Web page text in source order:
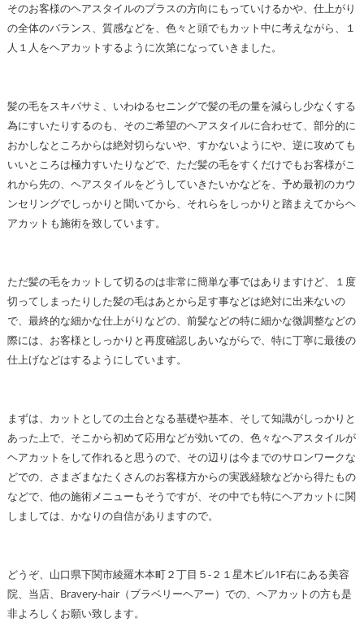
そのお客様のヘアスタイルのプラスの方向にもっていけるかや、仕上がり
の全体のバランス、質感などを、色々と頭でもカット中に考えながら、１
人１人をヘアカットするように次第になっていきました。
髪の毛をスキバサミ、いわゆるセニングで髪の毛の量を減らし少なくする
為にすいたりするのも、そのご希望のヘアスタイルに合わせて、部分的に
おかしなところからは絶対切らないや、すかないようにや、逆に攻めても
いいところは極力すいたりなどで、ただ髪の毛をすくだけでもお客様がこ
れから先の、ヘアスタイルをどうしていきたいかなどを、予め最初のカウ
ンセリングでしっかりと聞いてから、それらをしっかりと踏まえてからヘ
アカットも施術を致しています。
ただ髪の毛をカットして切るのは非常に簡単な事ではありますけど、１度
切ってしまったりした髪の毛はあとから足す事などは絶対に出来ないの
で、最終的な細かな仕上がりなどの、前髪などの特に細かな微調整などの
際には、お客様としっかりと再度確認しあいながらで、特に丁寧に最後の
仕上げなどはするようにしています。
まずは、カットとしての土台となる基礎や基本、そして知識がしっかりと
あった上で、そこから初めて応用などが効いての、色々なヘアスタイルが
ヘアカットをして作れると思うので、その辺りは今までのサロンワークな
どでの、さまざまなたくさんのお客様方からの実践経験などから得たもの
などで、他の施術メニューもそうですが、その中でも特にヘアカットに関
しましては、かなりの自信がありますので。
どうぞ、山口県下関市綾羅木本町２丁目５-２１星木ビル1F右にある美容
院、当店、Bravery-hair（ブラベリーヘアー）での、ヘアカットの方も是
非よろしくお願い致します。